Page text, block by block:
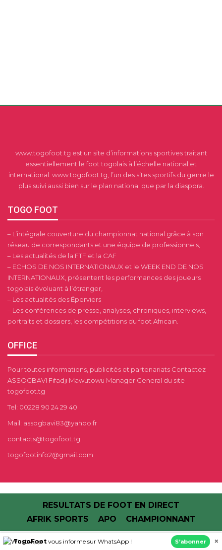
www.togofoot.tg est un site d’informations sportives traitant
essentiellement le foot togolais à l’échelle national et
international. www.togofoot.tg, l’un des sites sportifs du genre le
plus suivi aussi bien sur le plan national que par la diaspora.
TOGO FOOT
– L’intégrale couverture du championnat national grâce à son
réseau de correspondants et une équipe de professionnels,
– Les actualités de la FTF et la CAF
– ECHOS DE NOS INTERNATIONAUX et le WEEK END DE NOS
INTERNATIONAUX, présentent les performances des joueurs
togolais évoluant à l’étranger,
– Les actualités des Éperviers
– Les conférences de presse, analyses, chroniques, interviews,
portraits et dossiers, les compétitions du foot Africain.
OFFICE
Pour toutes informations, publicités et partenariats Contactez
ASSOGBAVI Fifadji Mawutowu Manager General du site
togofoot.tg
Tel: 00228 90 24 29 40
Mail: assogbavi83@yahoo.fr
contacts@togofoot.tg
togofootinfo2@gmail.com
RESULTATS DE FOOT EN DIRECT
AFRIK SPORTS
APO CHAMPIONNANT
© 2013 - 2026 - TOGO FOOT | Football au Togo.Tous Droits Réservés
TogoFoot vous informe sur WhatsApp ! S’abonner ×